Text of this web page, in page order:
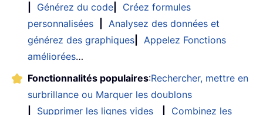
Générez du code
Créez formules
personnalisées
Analysez des données et
générez des graphiques
Appelez Fonctions
améliorées…
Fonctionnalités populaires:Rechercher, mettre en
surbrillance ou Marquer les doublons
Supprimer les lignes vides Combinez les